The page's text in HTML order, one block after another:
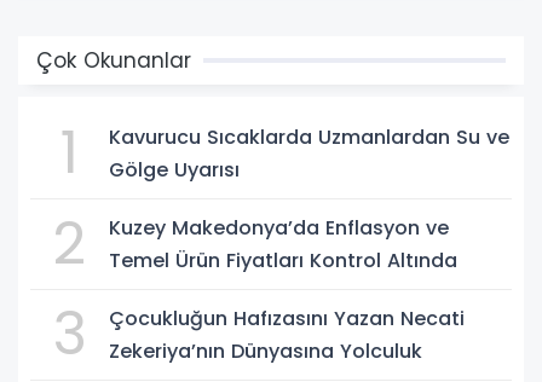
Çok Okunanlar
1
Kavurucu Sıcaklarda Uzmanlardan Su ve
Gölge Uyarısı
2
Kuzey Makedonya’da Enflasyon ve
Temel Ürün Fiyatları Kontrol Altında
3
Çocukluğun Hafızasını Yazan Necati
Zekeriya’nın Dünyasına Yolculuk